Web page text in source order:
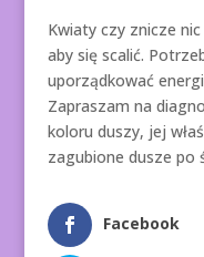
Kwiaty czy znicze
aby się scalić.
uporządkować
Zapraszam na
koloru duszy, jej
zagubione dusze po
Facebook